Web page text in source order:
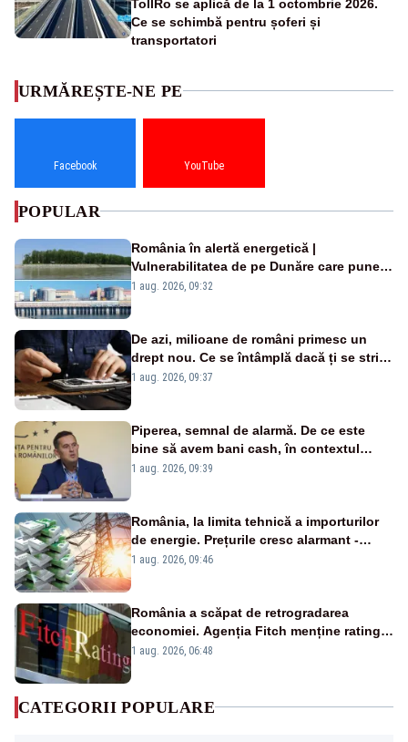
TollRo se aplică de la 1 octombrie 2026.
Ce se schimbă pentru șoferi și
transportatori
URMĂREȘTE-NE PE
Facebook YouTube
POPULAR
România în alertă energetică |
Vulnerabilitatea de pe Dunăre care pune
în pericol Centrala Cernavodă era
1 aug. 2026, 09:32
De azi, milioane de români primesc un
drept nou. Ce se întâmplă dacă ți se strică
un produs
1 aug. 2026, 09:37
Piperea, semnal de alarmă. De ce este
bine să avem bani cash, în contextul
alertei energetice?
1 aug. 2026, 09:39
România, la limita tehnică a importurilor
de energie. Prețurile cresc alarmant -
Analiză Realitatea Plus
1 aug. 2026, 09:46
România a scăpat de retrogradarea
economiei. Agenția Fitch menține ratingul
„BBB-” cu perspectivă negativă
1 aug. 2026, 06:48
CATEGORII POPULARE